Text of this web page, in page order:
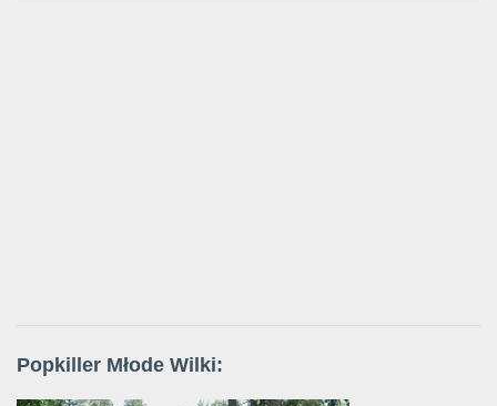
Popkiller Młode Wilki: